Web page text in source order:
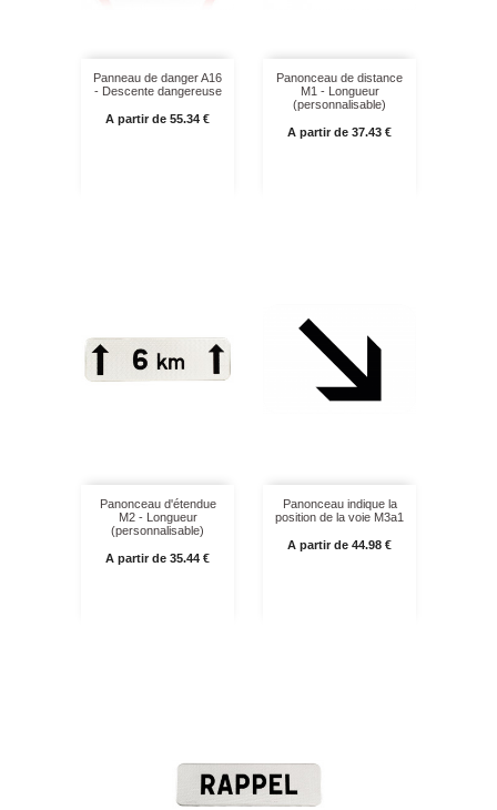
Panneau de danger A16
- Descente dangereuse
Prix
A partir de 55.34 €
Panonceau de distance
M1 - Longueur
(personnalisable)
Prix
A partir de 37.43 €
Panonceau d'étendue
M2 - Longueur
(personnalisable)
Prix
A partir de 35.44 €
Panonceau indique la
position de la voie M3a1
Prix
A partir de 44.98 €